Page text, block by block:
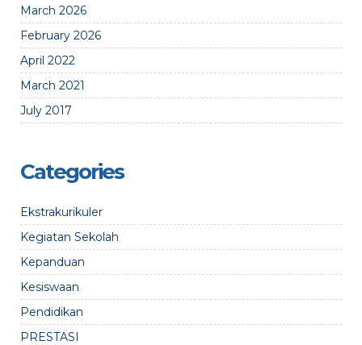
March 2026
February 2026
April 2022
March 2021
July 2017
Categories
Ekstrakurikuler
Kegiatan Sekolah
Kepanduan
Kesiswaan
Pendidikan
PRESTASI